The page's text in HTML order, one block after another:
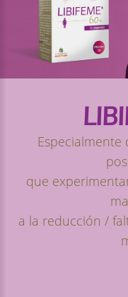
que
a la reducción /